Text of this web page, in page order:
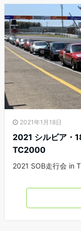
2021年1月18日
2021 シルビア・
TC2000
2021 SOB走行会 in